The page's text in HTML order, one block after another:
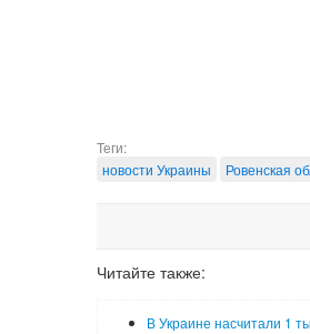
Теги:
новости Украины
Ровенская
Читайте также:
В Украине насчитали 1